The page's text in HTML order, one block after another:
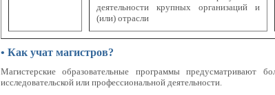
деятельности крупных организаций и
(или) отрасли
• Как учат магистров?
Магистерские образовательные программы предусматривают
исследовательской или профессиональной деятельности.